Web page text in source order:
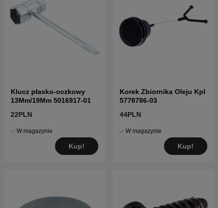
Klucz płasko-oczkowy
13Mm/19Mm 5016917-01
22PLN
W magazynie
Kup!
Korek Zbiornika Oleju Kpl
5778786-03
44PLN
W magazynie
Kup!